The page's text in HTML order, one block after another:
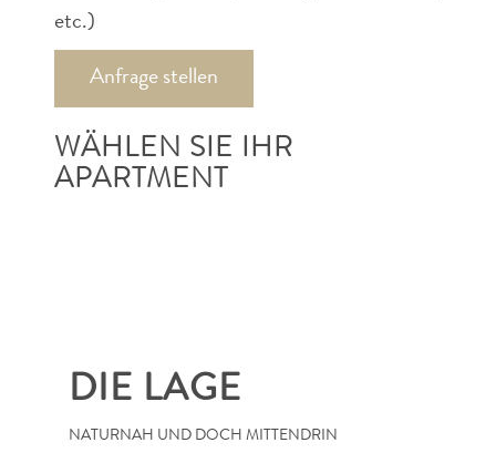
etc.)
Anfrage stellen
WÄHLEN SIE IHR
APARTMENT
DIE LAGE
NATURNAH UND DOCH MITTENDRIN